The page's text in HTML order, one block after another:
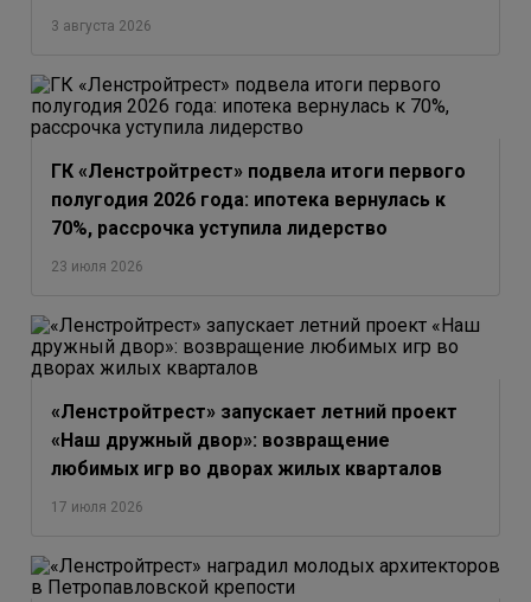
3 августа 2026
ГК «Ленстройтрест» подвела итоги первого
полугодия 2026 года: ипотека вернулась к
70%, рассрочка уступила лидерство
23 июля 2026
«Ленстройтрест» запускает летний проект
«Наш дружный двор»: возвращение
любимых игр во дворах жилых кварталов
17 июля 2026